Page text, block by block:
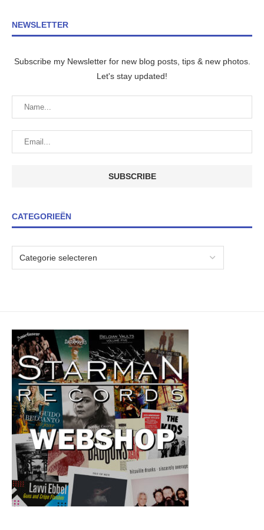
NEWSLETTER
Subscribe my Newsletter for new blog posts, tips & new photos.
Let's stay updated!
CATEGORIEËN